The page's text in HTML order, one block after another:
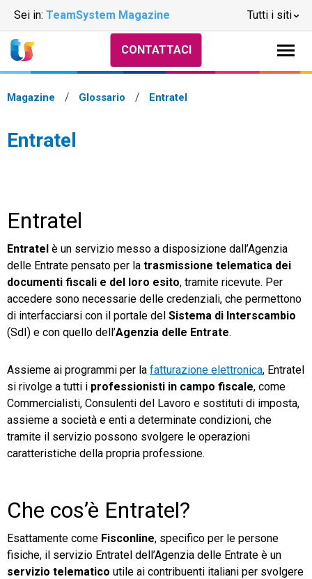
Sei in: TeamSystem Magazine Tutti i siti
CRM
Ecommerce
Email Marketing
Financial Solutions
HR
Trust Services
CONTATTACI
Magazine Glossario Entratel
Entratel
Entratel
Entratel è un servizio messo a disposizione dall’Agenzia
delle Entrate pensato per la trasmissione telematica dei
documenti fiscali e del loro esito, tramite ricevute. Per
accedere sono necessarie delle credenziali, che permettono
di interfacciarsi con il portale del Sistema di Interscambio
(SdI) e con quello dell’Agenzia delle Entrate.
Assieme ai programmi per la fatturazione elettronica, Entratel
si rivolge a tutti i professionisti in campo fiscale, come
Commercialisti, Consulenti del Lavoro e sostituti di imposta,
assieme a società e enti a determinate condizioni, che
tramite il servizio possono svolgere le operazioni
caratteristiche della propria professione.
Che cos’è Entratel?
Esattamente come Fisconline, specifico per le persone
fisiche, il servizio Entratel dell’Agenzia delle Entrate è un
servizio telematico utile ai contribuenti italiani per svolgere